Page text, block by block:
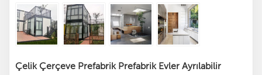
Çelik Çerçeve Prefabrik Prefabrik Evler Ayrılabilir